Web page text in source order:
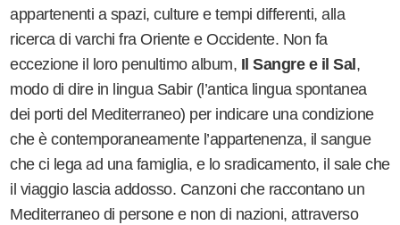
appartenenti a spazi, culture e tempi differenti, alla
ricerca di varchi fra Oriente e Occidente. Non fa
eccezione il loro penultimo album, Il Sangre e il Sal ,
modo di dire in lingua Sabir (l ’antica lingua spontanea
dei porti del Mediterraneo) per indicare una condizione
che è contemporaneamente l ’appartenenza, il sangue
che ci lega ad una famiglia, e lo sradicamento, il sale che
il viaggio lascia addosso. Canzoni che raccontano un
Mediterraneo di persone e non di nazioni, attraverso